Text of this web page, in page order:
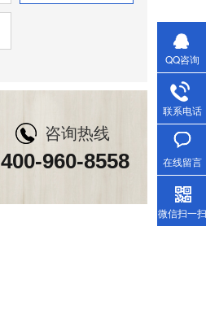
咨询热线
400-960-8558
QQ咨询
联系电话
在线留言
微信扫一扫